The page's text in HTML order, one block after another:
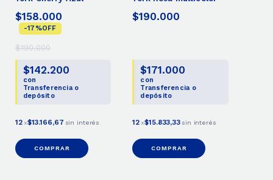
$158.000
-17 %OFF
$190.000
$142.200
con
Transferencia o
depósito
12x$13.166,67 sin interés
COMPRAR
$190.000
$171.000
con
Transferencia o
depósito
12x$15.833,33 sin interés
COMPRAR